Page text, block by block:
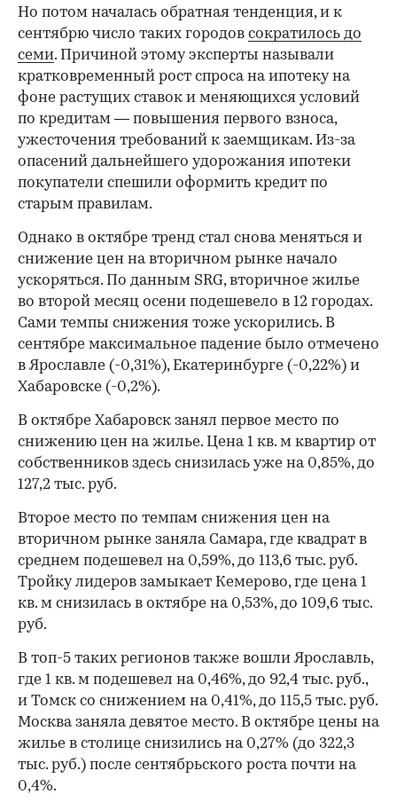
00:00 / 00:00
Но потом началась обратная тенденция, и к
сентябрю число таких городов сократилось до
семи. Причиной этому эксперты называли
кратковременный рост спроса на ипотеку на
фоне растущих ставок и меняющихся условий
по кредитам — повышения первого взноса,
ужесточения требований к заемщикам. Из-за
опасений дальнейшего удорожания ипотеки
покупатели спешили оформить кредит по
старым правилам.
Однако в октябре тренд стал снова меняться и
снижение цен на вторичном рынке начало
ускоряться. По данным SRG, вторичное жилье
во второй месяц осени подешевело в 12 городах.
Сами темпы снижения тоже ускорились. В
сентябре максимальное падение было отмечено
в Ярославле (-0,31%), Екатеринбурге (-0,22%) и
Хабаровске (-0,2%).
В октябре Хабаровск занял первое место по
снижению цен на жилье. Цена 1 кв. м квартир от
собственников здесь снизилась уже на 0,85%, до
127,2 тыс. руб.
Второе место по темпам снижения цен на
вторичном рынке заняла Самара, где квадрат в
среднем подешевел на 0,59%, до 113,6 тыс. руб.
Тройку лидеров замыкает Кемерово, где цена 1
кв. м снизилась в октябре на 0,53%, до 109,6 тыс.
руб.
В топ-5 таких регионов также вошли Ярославль,
где 1 кв. м подешевел на 0,46%, до 92,4 тыс. руб.,
и Томск со снижением на 0,41%, до 115,5 тыс. руб.
Москва заняла девятое место. В октябре цены на
жилье в столице снизились на 0,27% (до 322,3
тыс. руб.) после сентябрьского роста почти на
0,4%.